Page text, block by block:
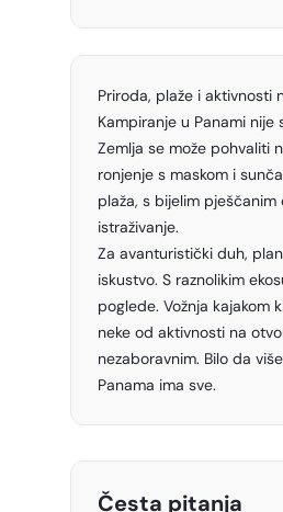
Priroda, plaže i aktivnosti
Kampiranje u Panami
Zemlja se može pohvaliti
ronjenje s maskom i
plaža, s bijelim
istraživanje.
Za avanturistički duh,
iskustvo. S raznolikim
poglede. Vožnja kajakom
neke od aktivnosti na
nezaboravnim. Bilo da
Panama ima sve.
Česta pitanja